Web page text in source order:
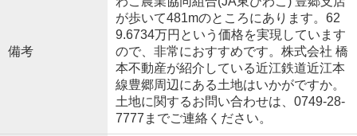
備考
が歩いて481mのところにあります。62
9.6734万円という価格を実現しています
ので、非常におすすめです。株式会社 橋
本不動産が紹介している近江鉄道近江本
線豊郷周辺にある土地はいかがですか。
土地に関するお問い合わせは、0749-28-
7777までご連絡ください。